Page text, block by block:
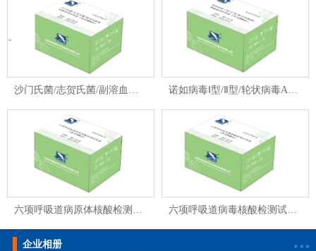
沙门氏菌/志贺氏菌/副溶血弧菌核酸检测试剂盒 诺如病毒Ⅰ型/Ⅱ型/轮状病毒A组核酸检测试剂盒
六项呼吸道病原体核酸检测试剂盒 六项呼吸道病毒核酸检测试剂盒
企业相册